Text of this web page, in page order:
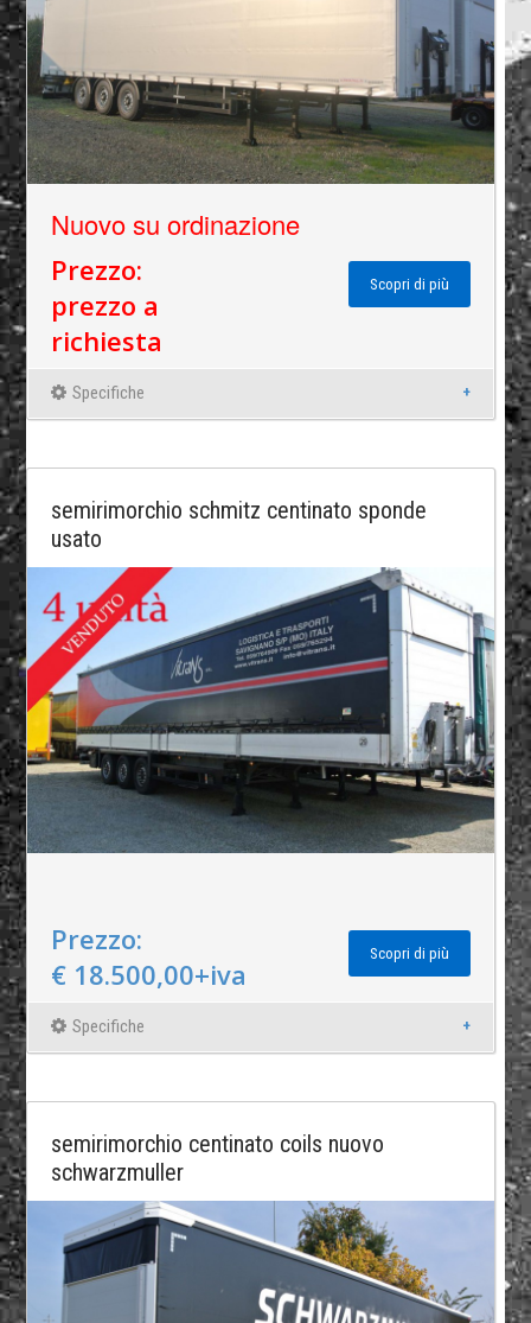
Nuovo su ordinazione
Prezzo:
prezzo a
richiesta
Scopri di più
Specifiche
semirimorchio schmitz centinato sponde
usato
Prezzo:
€ 18.500,00+iva
Scopri di più
Specifiche
semirimorchio centinato coils nuovo
schwarzmuller